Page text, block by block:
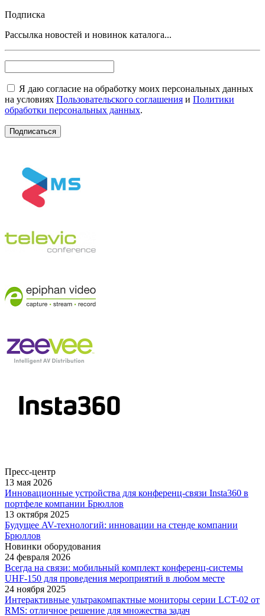
Подписка
Рассылка новостей и новинок каталога...
Я даю согласие на обработку моих персональных данных
на условиях Пользовательского соглашения и Политики
обработки персональных данных.
Пресс-центр
13 мая 2026
Инновационные устройства для конференц-связи Insta360 в
портфеле компании Брюллов
13 октября 2025
Будущее AV-технологий: инновации на стенде компании
Брюллов
Новинки оборудования
24 февраля 2026
Всегда на связи: мобильный комплект конференц-системы
UHF-150 для проведения мероприятий в любом месте
24 ноября 2025
Интерактивные ультракомпактные мониторы серии LCT-02 от
RMS: отличное решение для множества задач